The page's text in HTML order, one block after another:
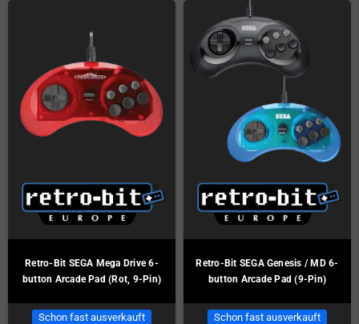
Retro-Bit SEGA Mega Drive 6-
button Arcade Pad (Rot, 9-Pin)
Schon fast ausverkauft
Retro-Bit SEGA Genesis / MD 6-
button Arcade Pad (9-Pin)
Schon fast ausverkauft